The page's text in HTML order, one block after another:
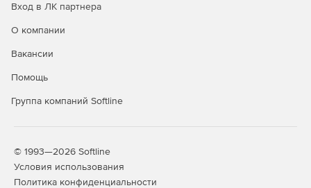
Вход в ЛК партнера
О компании
Вакансии
Помощь
Группа компаний Softline
© 1993—2026 Softline
Условия использования
Политика конфиденциальности